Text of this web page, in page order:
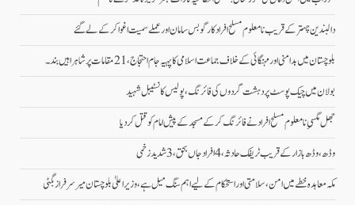
دالبندین چہتر کے قریب نامعلوم مسلح افراد کارگو بس سامان اور عملے سمیت اغوا کر کے لے گئے
بلوچستان میں بدامنی اور مہنگائی کے خلاف جماعت اسلامی کا پہیہ جام احتجاج، 21 مقامات پر شاہراہیں بند۔
بولان میں چیک پوسٹ پر دہشت گردوں کی فائرنگ، پولیس کانسٹیبل شہید
جھل مگسیِ نامعلوم مسلح افراد نے فائرنگ کرکے مسجد کے پیش امام کو قتل کردیا
وڈھ، وڈھ بازار کے قریب ٹریفک حادثہ، 4 افراد جاں بحق، 3 شدید زخمی
مکہ معاہدہ خطے میں امن، سلامتی اور استحکام کے لیے اہم سنگ میل ہے، وزیراعلیٰ بلوچستان میر سرفراز بگٹی